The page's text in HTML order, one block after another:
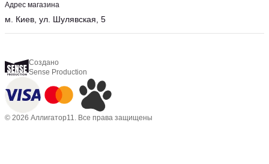
Адрес магазина
м. Киев, ул. Шулявская, 5
Создано
Sense Production
© 2026 Аллигатор11. Все права защищены